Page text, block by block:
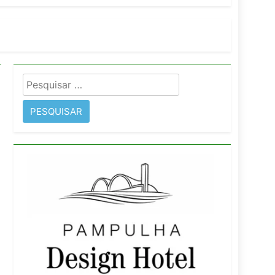
e fortalece infraestrutura
Pesquisar
por: